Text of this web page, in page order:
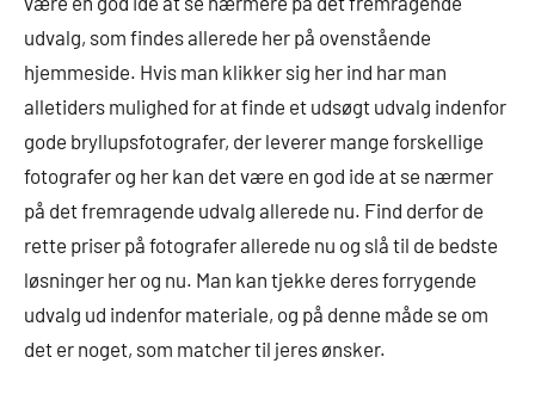
udvalg, som findes allerede her på ovenstående
hjemmeside. Hvis man klikker sig her ind har man
alletiders mulighed for at finde et udsøgt udvalg indenfor
gode bryllupsfotografer, der leverer mange forskellige
fotografer og her kan det være en god ide at se nærmer
på det fremragende udvalg allerede nu. Find derfor de
rette priser på fotografer allerede nu og slå til de bedste
løsninger her og nu. Man kan tjekke deres forrygende
udvalg ud indenfor materiale, og på denne måde se om
det er noget, som matcher til jeres ønsker.